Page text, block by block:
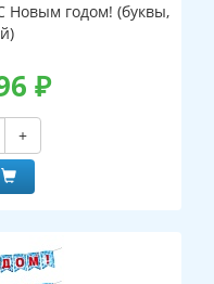
Новым годом! (буквы,
₽
+